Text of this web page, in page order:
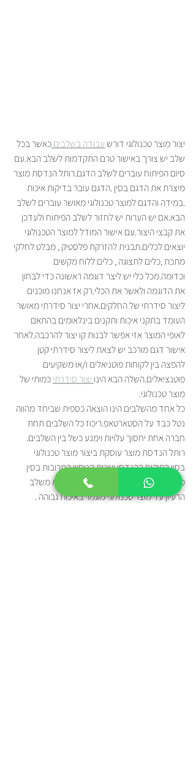
יצור מוצר טכנולוגי דורש עבודה בשלבים כאשר בכל
שלב יש צורך באישור טרם התקדמות לשלב הבא.עם
סיום הפיתוח עוברים לשלב הדגם.רותל הנדסת מוצר
מיצרת את הדגם בסין .הדגם עובר בדיקות איכות
.במידה והדגם למוצר טכנולוגי מאושר עוברים לשלב
הבא.אם יש הערות יש לחזור לשלב הפיתוח ולעדכן
את קבצי היצור.עם אישור המודל למוצר הטכנולוגי
יוצאים לכלים.תבנית להזרקת פלסטיק , מבלט לחלקי
מתכת ,כלים לתצוגה , כלים ללוח מקשים
וכדומה.מכל כלי יש ליצר דוגמה ראשונה כדי לבחון
את הדוגמה ולאשר את הכלי.רק אז אנחנו מוכנים
ליצור סידרתי של החלקים.אחרי יצור סידרתי מאושר
העומד בתקני איכות ותקנים בינלאומים בהתאם
לאופי המוצר אזי אפשר לבנות קו יצור להרכבה.לאחר
אישור דגם מורכב יש לצאת ליצור סידרתי קטן
להפצה בין לקוחות פוטניאלים ו/או משקיעים
פוטנציאלים.השלה הבא הינו יצור סידרתי כמותי של
מוצר טכנולוגי.
כל אחד מהשלבים הינו הוצאה כספית שביחד מהווה
נטל כבד על הסטארטאפ.ריכוז כל השלבים תחת
חברה אחת יחסוך עלויות וימנע כשל בין השלבים.
רותל הנדסת מוצר עוסקת ביצור מוצר טכנולוגי
בסין.הפיקוח ההנדסי ושנות הניסיון המרובות בסין
מאפשר לה לתת לסטארטאפ פיתרון מלא משלב
הרעיון עד מוצר טכנולוגי מוגמר באיכות גבוהה .